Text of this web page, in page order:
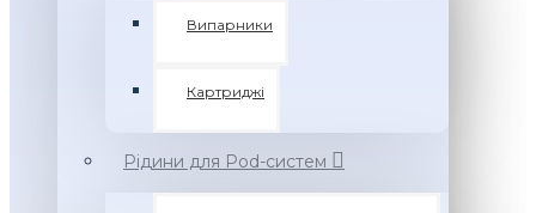
Випарники
Картриджі
Рідини для Pod-систем